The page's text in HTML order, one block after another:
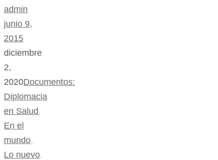
admin
junio 9,
2015
diciembre
2,
2020Documentos:
Diplomacia
en Salud,
En el
mundo,
Lo nuevo,